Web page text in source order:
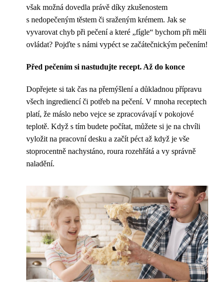
však možná dovedla právě díky zkušenostem
s nedopečeným těstem či sraženým krémem. Jak se
vyvarovat chyb při pečení a které „fígle“ bychom při měli
ovládat? Pojďte s námi vypéct se začátečnickým pečením!
Před pečením si nastudujte recept. Až do konce
Dopřejete si tak čas na přemýšlení a důkladnou přípravu
všech ingrediencí či potřeb na pečení. V mnoha receptech
platí, že máslo nebo vejce se zpracovávají v pokojové
teplotě. Když s tím budete počítat, můžete si je na chvíli
vyložit na pracovní desku a začít péct až když je vše
stoprocentně nachystáno, roura rozehřátá a vy správně
naladění.